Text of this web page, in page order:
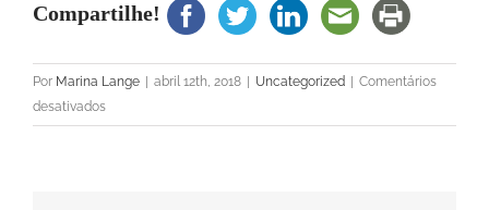
Compartilhe!
Por Marina Lange abril 12th, 2018 Uncategorized
Comentários
desativadosem
Senado